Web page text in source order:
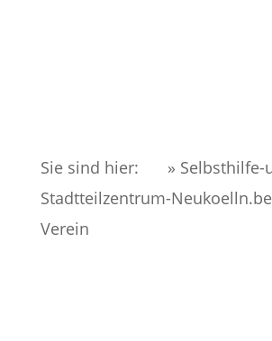
Sie sind hier:
» Selbsthilfe-
Stadtteilzentrum-
Verein